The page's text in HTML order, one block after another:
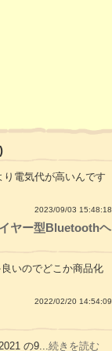
)
電気代が高いんです
2023/09/03 15:48:18
ヤー型Bluetoothヘ
いのでどこか商品化
2022/02/20 14:54:09
の9... 続きを読む